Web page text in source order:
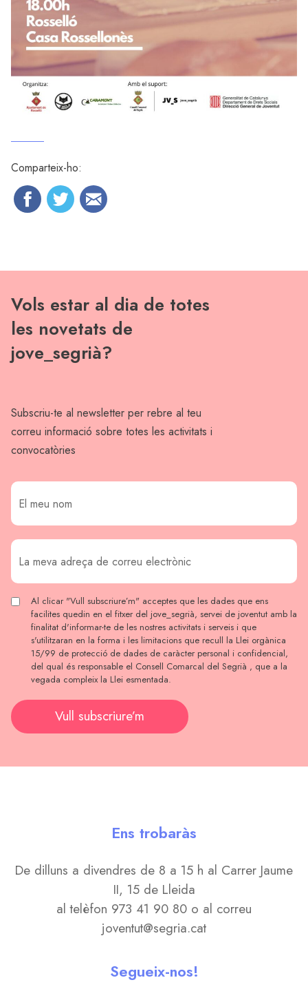
Comparteix-ho:
Vols estar al dia de totes
les novetats de
jove_segrià?
Subscriu-te al newsletter per rebre al teu
correu informació sobre totes les activitats i
convocatòries
Al clicar "Vull subscriure’m" acceptes que les dades que ens
facilites quedin en el fitxer del jove_segrià, servei de joventut amb la
finalitat d'informar-te de les nostres activitats i serveis i que
s'utilitzaran en la forma i les limitacions que recull la Llei orgànica
15/99 de protecció de dades de caràcter personal i confidencial,
del qual és responsable el Consell Comarcal del Segrià , que a la
vegada compleix la Llei esmentada.
Vull subscriure’m
Ens trobaràs
De dilluns a divendres de 8 a 15 h al Carrer Jaume
II, 15 de Lleida
al telèfon 973 41 90 80 o al correu
joventut@segria.cat
Segueix-nos!